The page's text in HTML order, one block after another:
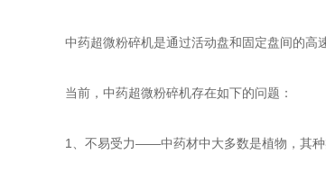
中药超微粉碎机是通过活动盘和固定盘间的高
当前，中药超微粉碎机存在如下的问题：
1、不易受力——中药材中大多数是植物，其种